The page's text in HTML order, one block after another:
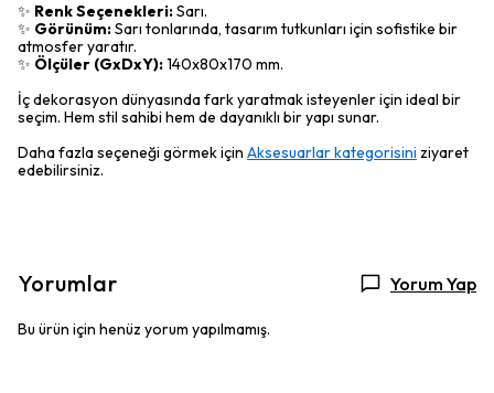
✨ Renk Seçenekleri:Sarı.
✨ Görünüm:Sarı tonlarında, tasarım tutkunları için sofistike bir
atmosfer yaratır.
✨ Ölçüler (GxDxY):140x80x170 mm.
İç dekorasyon dünyasında fark yaratmak isteyenler için ideal bir
seçim. Hem stil sahibi hem de dayanıklı bir yapı sunar.
Daha fazla seçeneği görmek için Aksesuarlar kategorisini ziyaret
edebilirsiniz.
Yorumlar Yorum Yap
Bu ürün için henüz yorum yapılmamış.